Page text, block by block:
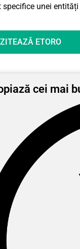
unei
ETORO
cei mai